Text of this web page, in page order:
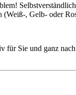
, Gelb- oder
Sie und ganz